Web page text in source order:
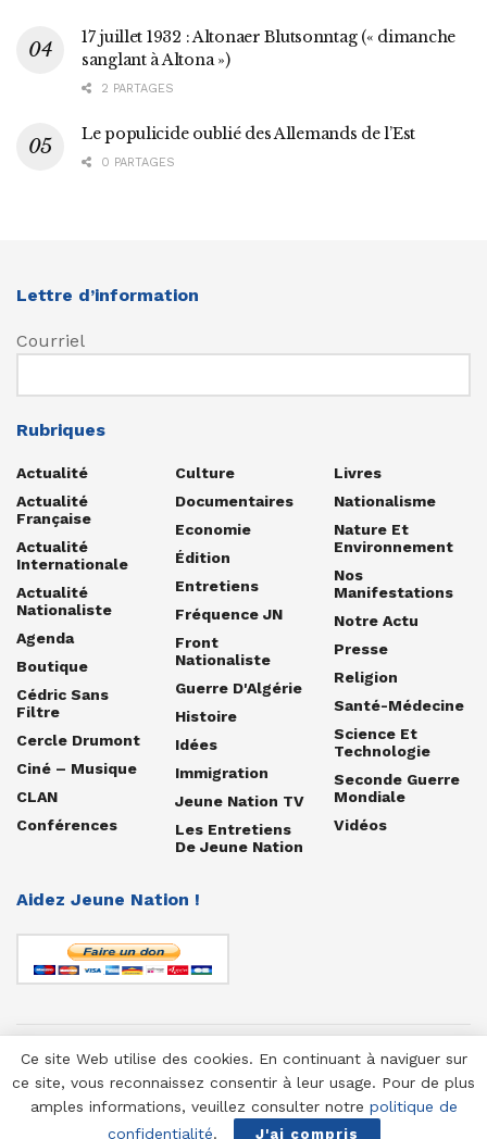
17 juillet 1932 : Altonaer Blutsonntag (« dimanche
sanglant à Altona »)
2 PARTAGES
Le populicide oublié des Allemands de l’Est
0 PARTAGES
Lettre d’information
Courriel
Rubriques
Actualité
Actualité
Française
Actualité
Internationale
Actualité
Nationaliste
Agenda
Boutique
Cédric Sans
Filtre
Cercle Drumont
Ciné – Musique
CLAN
Conférences
Culture
Documentaires
Economie
Édition
Entretiens
Fréquence JN
Front
Nationaliste
Guerre D'Algérie
Histoire
Idées
Immigration
Jeune Nation TV
Les Entretiens
De Jeune Nation
Livres
Nationalisme
Nature Et
Environnement
Nos
Manifestations
Notre Actu
Presse
Religion
Santé-Médecine
Science Et
Technologie
Seconde Guerre
Mondiale
Vidéos
Aidez Jeune Nation !
© 1958-2025 Jeune Nation
Ce site Web utilise des cookies. En continuant à naviguer sur
ce site, vous reconnaissez consentir à leur usage. Pour de plus
amples informations, veuillez consulter notre politique de
confidentialité. J'ai compris